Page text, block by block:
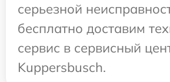
серьезной
бесплатно доставим
сервис в сервисный
Kuppersbusch.